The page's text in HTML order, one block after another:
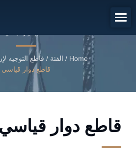
Home
/ الفئة / قاطع التوجيه
قاطع دوار قياسي
قاطع دوار قياسي